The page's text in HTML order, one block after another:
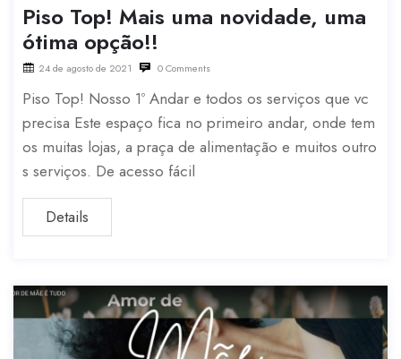
Piso Top! Mais uma novidade, uma
ótima opção!!
24 de agosto de 2021 0 Comments
Piso Top! Nosso 1º Andar e todos os serviços que vc
precisa Este espaço fica no primeiro andar, onde tem
os muitas lojas, a praça de alimentação e muitos outro
s serviços. De acesso fácil
Details